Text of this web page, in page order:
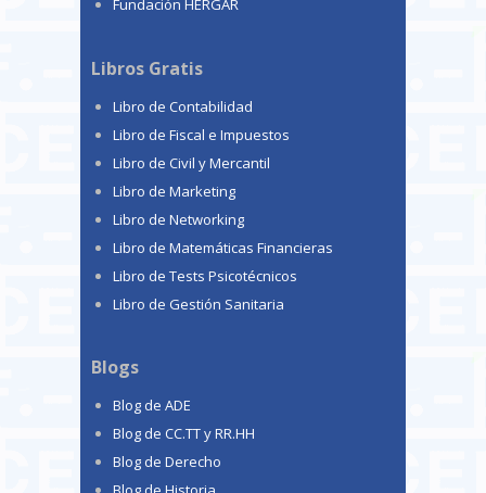
Fundación HERGAR
Libros Gratis
Libro de Contabilidad
Libro de Fiscal e Impuestos
Libro de Civil y Mercantil
Libro de Marketing
Libro de Networking
Libro de Matemáticas Financieras
Libro de Tests Psicotécnicos
Libro de Gestión Sanitaria
Blogs
Blog de ADE
Blog de CC.TT y RR.HH
Blog de Derecho